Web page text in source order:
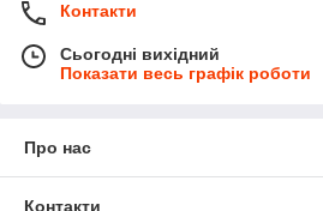
Контакти
Сьогодні вихідний
Показати весь графік роботи
Про нас
Контакти